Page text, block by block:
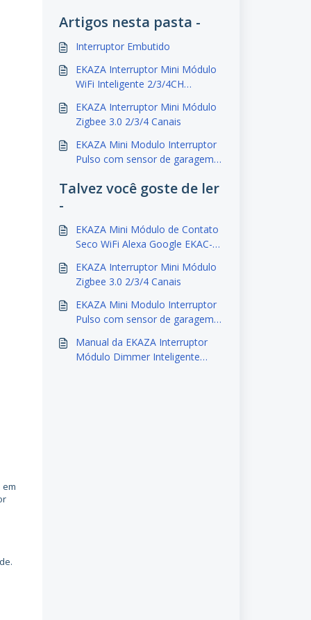
em
Artigos nesta pasta -
Interruptor Embutido
EKAZA Interruptor Mini Módulo
WiFi Inteligente 2/3/4CH
EKAZA Interruptor Mini Módulo
Zigbee 3.0 2/3/4 Canais
EKAZA Mini Modulo Interruptor
Pulso com sensor de garagem
Talvez você goste de ler
-
EKAZA Mini Módulo de Contato
Seco WiFi Alexa Google EKAC-
EKAZA Interruptor Mini Módulo
Zigbee 3.0 2/3/4 Canais
EKAZA Mini Modulo Interruptor
Pulso com sensor de garagem
Manual da EKAZA Interruptor
Módulo Dimmer Inteligente